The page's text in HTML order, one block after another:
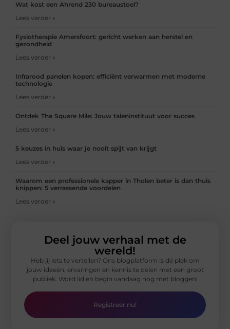
Wat kost een Ahrend 230 bureaustoel?
Lees verder »
Fysiotherapie Amersfoort: gericht werken aan herstel en
gezondheid
Lees verder »
Infrarood panelen kopen: efficiënt verwarmen met moderne
technologie
Lees verder »
Ontdek The Square Mile: Jouw taleninstituut voor succes
Lees verder »
5 keuzes in huis waar je nooit spijt van krijgt
Lees verder »
Waarom een professionele kapper in Tholen beter is dan thuis
knippen: 5 verrassende voordelen
Lees verder »
Deel jouw verhaal met de
wereld!
Heb jij iets te vertellen? Ons blogplatform is dé plek om
jouw ideeën, ervaringen en kennis te delen met een groot
publiek. Word lid en begin vandaag nog met bloggen!
Registreer nu!